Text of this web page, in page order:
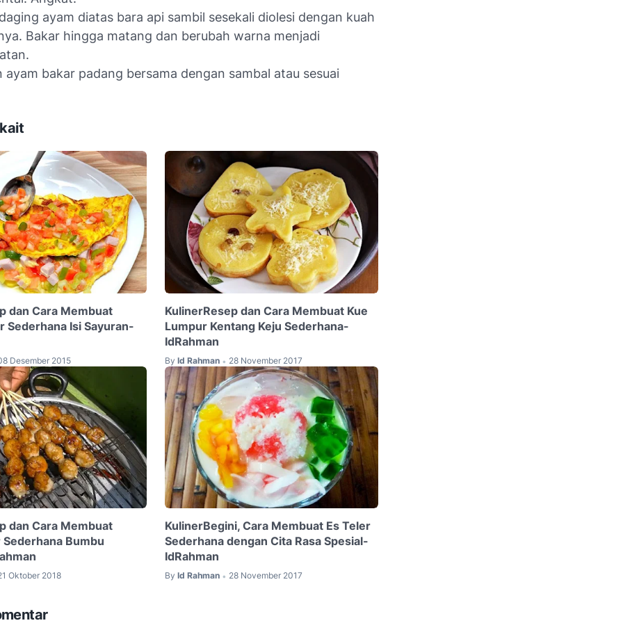
ayam diatas bara api sambil sesekali diolesi dengan kuah
Bakar hingga matang dan berubah warna menjadi
ayam bakar padang bersama dengan sambal atau sesuai
dan Cara Membuat
Sederhana Isi Sayuran-
Desember 2015
KulinerResep dan Cara Membuat Kue
Lumpur Kentang Keju Sederhana-
IdRahman
By Id Rahman • 28 November 2017
dan Cara Membuat
Sederhana Bumbu
Oktober 2018
KulinerBegini, Cara Membuat Es Teler
Sederhana dengan Cita Rasa Spesial-
IdRahman
By Id Rahman • 28 November 2017